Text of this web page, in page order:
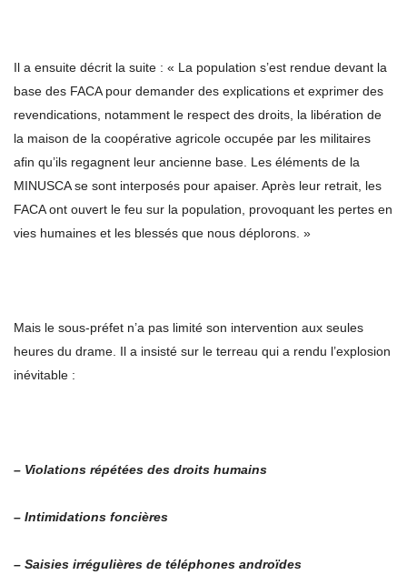
Il a ensuite décrit la suite : « La population s’est rendue devant la
base des FACA pour demander des explications et exprimer des
revendications, notamment le respect des droits, la libération de
la maison de la coopérative agricole occupée par les militaires
afin qu’ils regagnent leur ancienne base. Les éléments de la
MINUSCA se sont interposés pour apaiser. Après leur retrait, les
FACA ont ouvert le feu sur la population, provoquant les pertes en
vies humaines et les blessés que nous déplorons. »
Mais le sous-préfet n’a pas limité son intervention aux seules
heures du drame. Il a insisté sur le terreau qui a rendu l’explosion
inévitable :
– Violations répétées des droits humains
– Intimidations foncières
– Saisies irrégulières de téléphones androïdes